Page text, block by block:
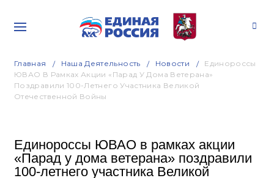
Главная Наша Деятельность Новости
Единороссы
ЮВАО В Рамках Акции «Парад У Дома Ветерана»
Поздравили 100-Летнего Участника Великой
Отечественной Войны
Единороссы ЮВАО в рамках акции
«Парад у дома ветерана» поздравили
100-летнего участника Великой